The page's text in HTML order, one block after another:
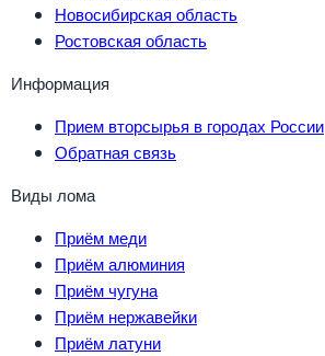
Новосибирская область
Ростовская область
Информация
Прием вторсырья в городах России
Обратная связь
Виды лома
Приём меди
Приём алюминия
Приём чугуна
Приём нержавейки
Приём латуни